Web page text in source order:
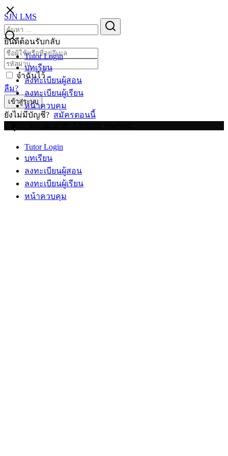
Skip
to
content
SJN LMS
Tutor Login
บทเรียน
ลงทะเบียนผู้สอน
ลงทะเบียนผู้เรียน
หน้าควบคุม
Tutor Login
บทเรียน
ลงทะเบียนผู้สอน
ลงทะเบียนผู้เรียน
หน้าควบคุม
Search
for:
ยินดีต้อนรับกลับ
จำฉันไว้
ลืม?
เข้าสู่ระบบ
ยังไม่มีบัญชี? สมัครตอนนี้